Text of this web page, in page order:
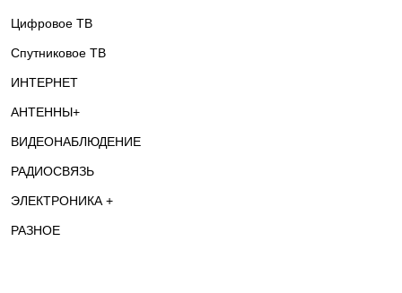
Цифровое ТВ
Спутниковое ТВ
ИНТЕРНЕТ
АНТЕННЫ+
ВИДЕОНАБЛЮДЕНИЕ
РАДИОСВЯЗЬ
ЭЛЕКТРОНИКА +
РАЗНОЕ